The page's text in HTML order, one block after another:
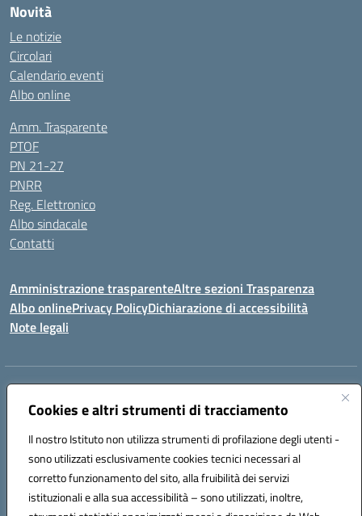
Cookies e altri strumenti di tracciamento
Il nostro Istituto non utilizza strumenti di profilazione degli utenti -
sono utilizzati esclusivamente cookies tecnici necessari al
corretto funzionamento del sito, alla fruibilità dei servizi
istituzionali e alla sua accessibilità – sono utilizzati, inoltre,
Novità
Le notizie
Circolari
Calendario eventi
Albo online
Amm. Trasparente
PTOF
PN 21-27
PNRR
Reg. Elettronico
Albo sindacale
Contatti
Amministrazione trasparenteAltre sezioni Trasparenza
Albo onlinePrivacy PolicyDichiarazione di accessibilità
Note legali
Indirizzo:
Centralino:0923714186 Email:tpvc050004@istruzione.it
Codice fiscale: 91042910819
Codice meccanografico:
TPVC050004
Codice Indice delle Pubbliche Amministrazioni (IPA): istsc_tpvc050004